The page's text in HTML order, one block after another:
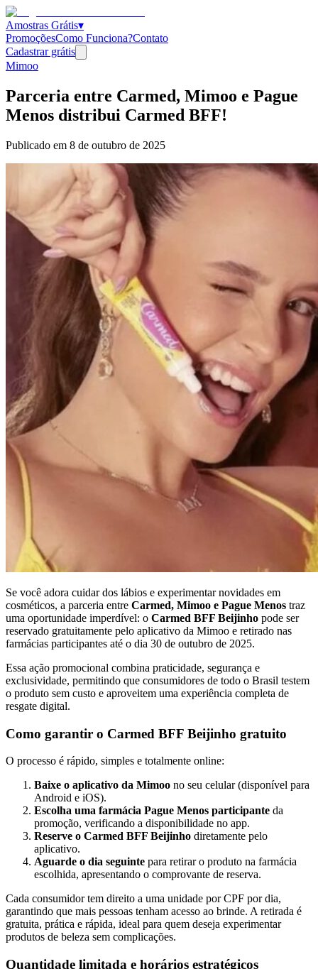
Amostras Grátis▾
PromoçõesComo Funciona?Contato
Cadastrar grátis
Mimoo
Parceria entre Carmed, Mimoo e Pague
Menos distribui Carmed BFF!
Publicado em 8 de outubro de 2025
Se você adora cuidar dos lábios e experimentar novidades em
cosméticos, a parceria entre Carmed, Mimoo e Pague Menos traz
uma oportunidade imperdível: o Carmed BFF Beijinho pode ser
reservado gratuitamente pelo aplicativo da Mimoo e retirado nas
farmácias participantes até o dia 30 de outubro de 2025.
Essa ação promocional combina praticidade, segurança e
exclusividade, permitindo que consumidores de todo o Brasil testem
o produto sem custo e aproveitem uma experiência completa de
resgate digital.
Como garantir o Carmed BFF Beijinho gratuito
O processo é rápido, simples e totalmente online:
Baixe o aplicativo da Mimoo no seu celular (disponível para
Android e iOS).
Escolha uma farmácia Pague Menos participante da
promoção, verificando a disponibilidade no app.
Reserve o Carmed BFF Beijinho diretamente pelo
aplicativo.
Aguarde o dia seguinte para retirar o produto na farmácia
escolhida, apresentando o comprovante de reserva.
Cada consumidor tem direito a uma unidade por CPF por dia,
garantindo que mais pessoas tenham acesso ao brinde. A retirada é
gratuita, prática e rápida, ideal para quem deseja experimentar
produtos de beleza sem complicações.
Quantidade limitada e horários estratégicos